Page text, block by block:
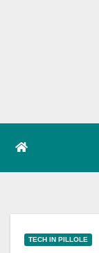
TECH IN PILLOLE